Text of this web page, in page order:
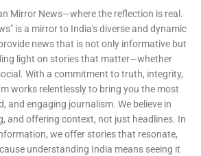
Mirror News—where the reflection is real.
is a mirror to India's diverse and dynamic
news that is not only informative but
light on stories that matter—whether
With a commitment to truth, integrity,
works relentlessly to bring you the most
and engaging journalism. We believe in
and offering context, not just headlines. In
we offer stories that resonate,
understanding India means seeing it